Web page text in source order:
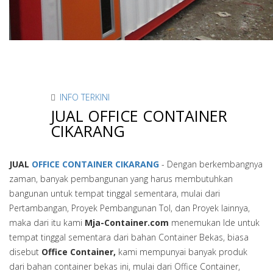
INFO TERKINI
JUAL OFFICE CONTAINER
CIKARANG
JUAL OFFICE CONTAINER CIKARANG - Dengan berkembangnya
zaman, banyak pembangunan yang harus membutuhkan
bangunan untuk tempat tinggal sementara, mulai dari
Pertambangan, Proyek Pembangunan Tol, dan Proyek lainnya,
maka dari itu kami Mja-Container.com menemukan Ide untuk
tempat tinggal sementara dari bahan Container Bekas, biasa
disebut Office Container, kami mempunyai banyak produk
dari bahan container bekas ini, mulai dari Office Container,